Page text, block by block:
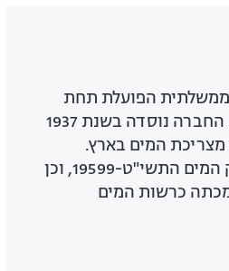
הפועלת תחת
אחריות משרד התשתיות הלאומיות ומשרד האוצר. החברה נוסדה בשנת 1937
ומספקת כיום כ-80% ממי השתייה בישראל וכ-70% מצריכת המים בארץ.
החברה פועלת כמפיק וספק של מים לפי הוראת חוק המים התשי"ט-19599, וכן
כרשות המים